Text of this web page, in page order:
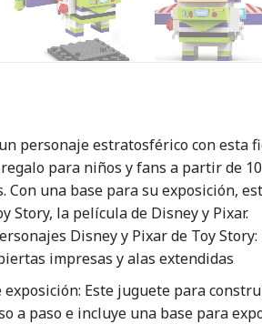
personaje estratosférico con esta
para niños y fans a partir de
Con una base para su exposición,
Story, la película de Disney y Pixar.
Disney y Pixar de Toy
impresas y alas extendidas
exposición: Este juguete para
a paso e incluye una base para